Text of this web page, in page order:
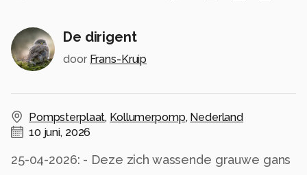
De dirigent
door Frans-Kruip
Pompsterplaat, Kollumerpomp, Nederland
10 juni, 2026
25-04-2026: - Deze zich wassende grauwe gans